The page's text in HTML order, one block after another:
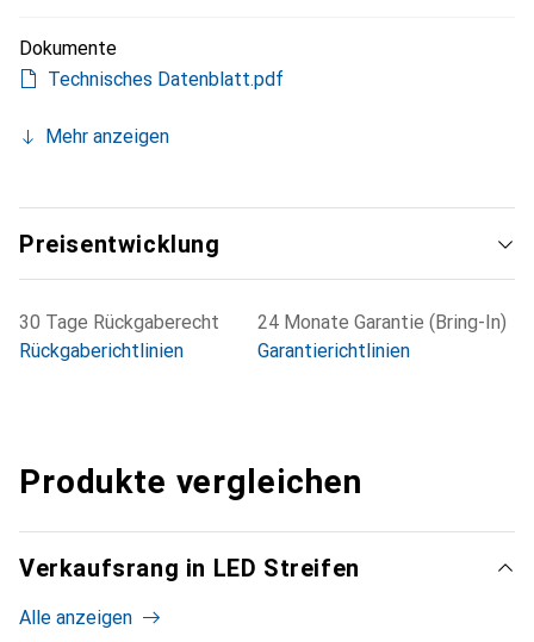
Dokumente
Technisches Datenblatt.pdf
Mehr anzeigen
Preisentwicklung
30 Tage Rückgaberecht
Rückgaberichtlinien
24 Monate Garantie (Bring-In)
Garantierichtlinien
Produkte vergleichen
Verkaufsrang in LED Streifen
Alle anzeigen